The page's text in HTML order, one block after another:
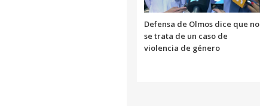
Defensa de Olmos dice que no
se trata de un caso de
violencia de género